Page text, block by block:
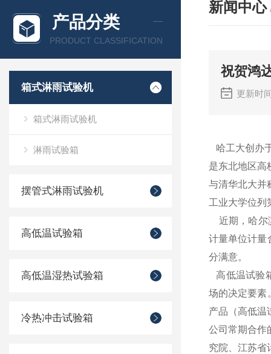
产品分类
PRODUCT CLASSIFICATION
箱式淋雨试验机
箱式淋雨试验机
淋雨试验箱
摆管式淋雨试验机
高低温试验箱
高低温湿热试验箱
冷热冲击试验箱
新闻中心
祝贺鸿
更新时
哈工大创办
是东北地区高
与清华北大并
工业大学位列
近期，哈尔
计量单位计量
分满意。
高低温试验
场的决定要素
产品（高低温
公司常期合作
究院、江苏省